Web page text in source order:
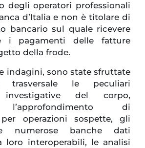
degli operatori professionali
d’Italia e non è titolare di
bancario sul quale ricevere
i pagamenti delle fatture
della frode.
indagini, sono state sfruttate
trasversale le peculiari
investigative del corpo,
l’approfondimento di
operazioni sospette, gli
numerose banche dati
loro interoperabili, le analisi